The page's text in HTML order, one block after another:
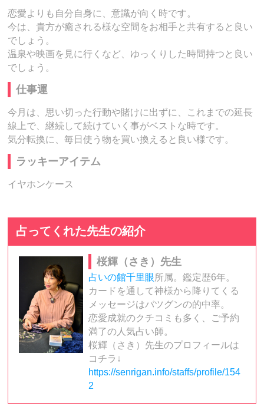
恋愛よりも自分自身に、意識が向く時です。
今は、貴方が癒される様な空間をお相手と共有すると良い
でしょう。
温泉や映画を見に行くなど、ゆっくりした時間持つと良い
でしょう。
仕事運
今月は、思い切った行動や賭けに出ずに、これまでの延長
線上で、継続して続けていく事がベストな時です。
気分転換に、毎日使う物を買い換えると良い様です。
ラッキーアイテム
イヤホンケース
占ってくれた先生の紹介
桜輝（さき）先生
占いの館千里眼所属。鑑定歴6年。
カードを通して神様から降りてくる
メッセージはバツグンの的中率。
恋愛成就のクチコミも多く、ご予約
満了の人気占い師。
桜輝（さき）先生のプロフィールは
コチラ↓
https://senrigan.info/staffs/profile/154
2